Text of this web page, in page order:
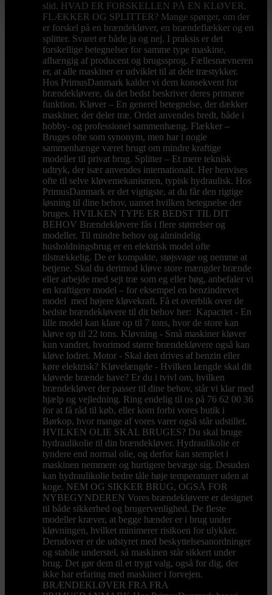
slid. HVAD ER FORSKELLEN PÅ EN KLØVER,
FLÆKKER OG SPLITTER? Mange spørger, om der
er forskel på en brændekløver, en brændeflækker og en
splitter. Svaret er både ja og nej. I praksis er det
forskellige betegnelser for samme type maskine,
afhængig af producent og brugssprog. Fællesnævneren
er, at alle maskiner er udviklet til at dele træstykker.
Hos PrimusDanmark kalder vi dem konsekvent for
brændekløvere, da det bedst beskriver deres primære
funktion. Kløver – En generel betegnelse, der dækker
maskiner, der deler træ. Ordet anvendes bredt, både i
hobby- og professionel sammenhæng. Flækker –
Bruges ofte som synonym, men har i nogle
sammenhænge været brugt om mindre kraftige
modeller til privat brug. Splitter – Et mere teknisk
udtryk, der især anvendes internationalt. Her henvises
ofte til selve kløvemekanismen, typisk hydraulisk. Hos
PrimusDanmark er det vigtigste, at du får den rigtige
løsning til dine behov, uanset hvilken betegnelse der
bruges. HVILKEN TYPE ER BEDST TIL DIT
BEHOV Brændekløvere fås i flere størrelser og
modeller. Til mindre behov og almindelig
husholdningsbrug er en elektrisk model ofte
tilstrækkelig. De er kompakte, støjsvage og nemme at
betjene. Skal du derimod kløve store mængder brænde
eller arbejde med sejt træ som eg eller bøg, anbefaler vi
en kraftigere model – for eksempel en benzindrevet
model med højere kløvekraft. Få et overblik over de
bedste brændekløvere til dit behov her: Kapacitet - En
lille model kan klare op til 7 tons, hvor de store kan
kløve op til 22 tons. Kløvning - Små maskiner kløver
kun vandret, hvorimod større brændekløvere også kan
kløve lodret. Motor - Skal den drives af benzin eller
køre elektrisk? Kløvelængde - Hvilken længde skal dit
kløvede brænde have? Er du i tvivl om, hvilken
brændekløver der passer til dine behov, står vi klar med
hjælp og vejledning. Ring endelig til os på 76 62 00 36
for at få råd til køb, eller kom forbi vores butik i
Børkop, hvor mange af vores varer også står udstillet.
HVILKEN OLIE SKAL BRUGES? Du skal bruge
hydraulikolie til din brændekløver. Hydraulikolie er
tyndere end normal olie, og derfor kan stemplet i
maskinen nemmere og hurtigere bevæge sig. Desuden
kan hydraulikolie bedre tåle høje temperaturer uden at
koge. NEM OG SIKKER BRUG, OGSÅ FOR
NYBEGYNDEREN Vores brændekløvere er designet
til både sikkerhed og brugervenlighed. De fleste
modeller kræver, at begge hænder er i brug under
kløvningen, hvilket minimerer risikoen for ulykker.
Derudover er de udstyret med beskyttelsesanordninger
og stabile understel, så maskinen står sikkert under
brug. Det gør dem til et trygt valg, også for dig, der
ikke har erfaring med maskiner i forvejen.
BRÆNDEKLØVER FRA FRA